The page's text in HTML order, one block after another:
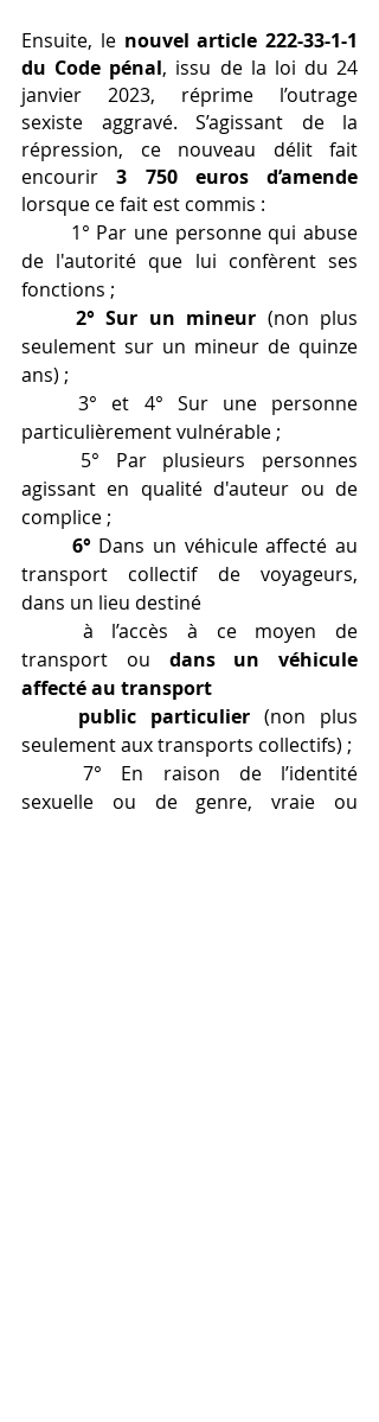
Ensuite, le nouvel article 222-33-1-1
du Code pénal, issu de la loi du 24
janvier 2023, réprime l’outrage
sexiste aggravé. S’agissant de la
répression, ce nouveau délit fait
encourir 3 750 euros d’amende
lorsque ce fait est commis :
de l'autorité que lui confèrent ses
fonctions ;
2° Sur un mineur (non plus
seulement sur un mineur de quinze
ans) ;
	3° et 4° Sur une personne
particulièrement vulnérable ;
agissant en qualité d'auteur ou de
complice ;
6° Dans un véhicule affecté au
transport collectif de voyageurs,
transport ou dans un véhicule
affecté au transport
public particulier (non plus
seulement aux transports collectifs) ;
	7° En raison de l’identité
sexuelle ou de genre, vraie ou